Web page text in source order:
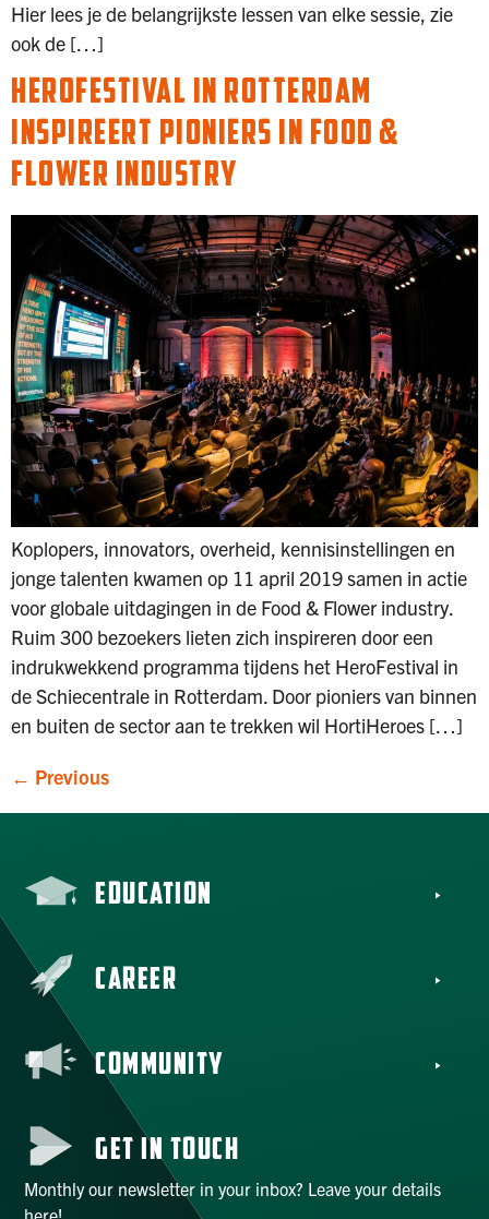
Hier lees je de belangrijkste lessen van elke sessie, zie
ook de […]
HEROFESTIVAL IN ROTTERDAM
INSPIREERT PIONIERS IN FOOD &
FLOWER INDUSTRY
Koplopers, innovators, overheid, kennisinstellingen en
jonge talenten kwamen op 11 april 2019 samen in actie
voor globale uitdagingen in de Food & Flower industry.
Ruim 300 bezoekers lieten zich inspireren door een
indrukwekkend programma tijdens het HeroFestival in
de Schiecentrale in Rotterdam. Door pioniers van binnen
en buiten de sector aan te trekken wil HortiHeroes […]
← Previous
EDUCATION
CAREER
COMMUNITY
GET IN TOUCH
Monthly our newsletter in your inbox? Leave your details
here!